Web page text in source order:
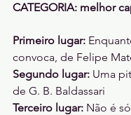
CATEGORIA: melhor
Primeiro lugar:
convoca, de Felipe
Segundo lugar: Uma
de G. B. Baldassari
Terceiro lugar: Não é